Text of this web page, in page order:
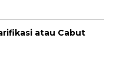
atau Cabut